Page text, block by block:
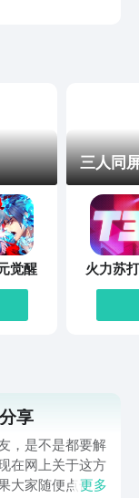
觉醒
三人同
火力苏
享
，是不是都要解
在网上关于这方
大家随便点击陌
更多